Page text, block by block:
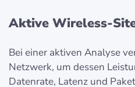
Aktive Wireless-
Bei einer aktiven Analyse
Netzwerk, um dessen
Datenrate, Latenz und